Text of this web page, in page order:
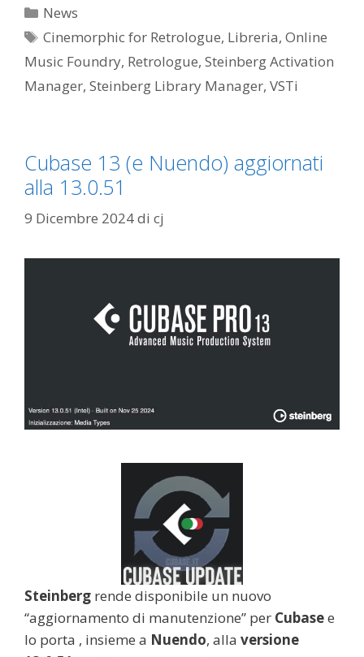
Categorie
News
Tag
Cinemorphic for Retrologue, Libreria,Online
Music Foundry, Retrologue, Steinberg Activation
Manager, Steinberg Library Manager, VSTi
Cubase 13 (e Nuendo) aggiornati
alla 13.0.51
9 Dicembre 2024di cj
Steinberg rende disponibile un nuovo
“aggiornamento di manutenzione” per Cubasee
lo porta , insieme a Nuendo, alla versione